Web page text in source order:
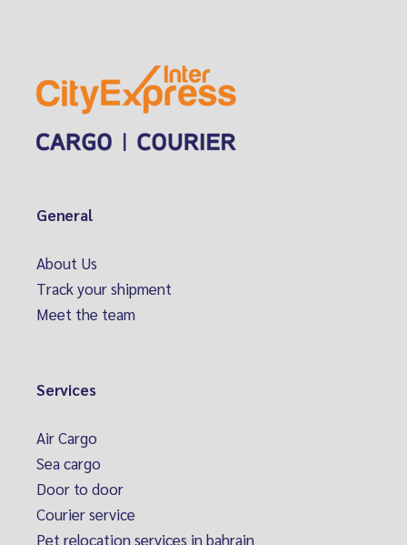
General
About Us
Track your shipment
Meet the team
Services
Air Cargo
Sea cargo
Door to door
Courier service
Pet relocation services in bahrain